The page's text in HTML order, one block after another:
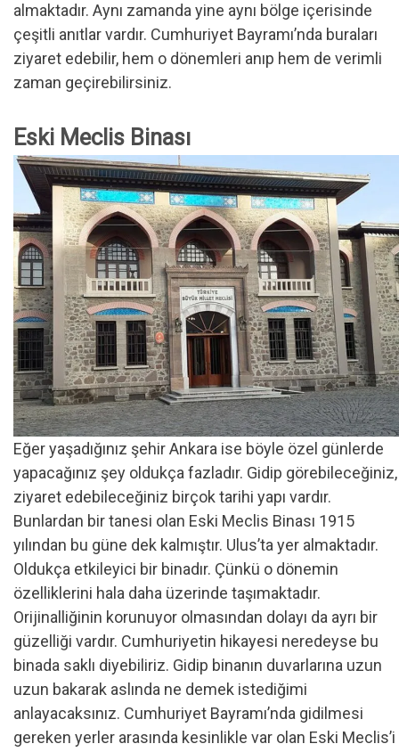
almaktadır. Aynı zamanda yine aynı bölge içerisinde
çeşitli anıtlar vardır. Cumhuriyet Bayramı’nda buraları
ziyaret edebilir, hem o dönemleri anıp hem de verimli
zaman geçirebilirsiniz.
Eski Meclis Binası
Eğer yaşadığınız şehir Ankara ise böyle özel günlerde
yapacağınız şey oldukça fazladır. Gidip görebileceğiniz,
ziyaret edebileceğiniz birçok tarihi yapı vardır.
Bunlardan bir tanesi olan Eski Meclis Binası 1915
yılından bu güne dek kalmıştır. Ulus’ta yer almaktadır.
Oldukça etkileyici bir binadır. Çünkü o dönemin
özelliklerini hala daha üzerinde taşımaktadır.
Orijinalliğinin korunuyor olmasından dolayı da ayrı bir
güzelliği vardır. Cumhuriyetin hikayesi neredeyse bu
binada saklı diyebiliriz. Gidip binanın duvarlarına uzun
uzun bakarak aslında ne demek istediğimi
anlayacaksınız. Cumhuriyet Bayramı’nda gidilmesi
gereken yerler arasında kesinlikle var olan Eski Meclis’i